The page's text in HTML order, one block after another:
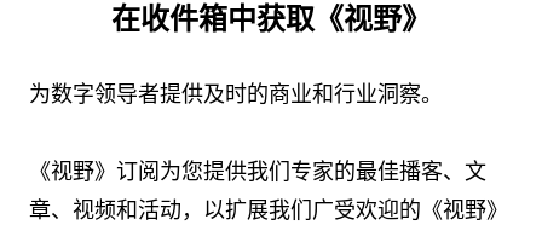
在收件箱中获取《视野》
为数字领导者提供及时的商业和行业洞察。
《视野》订阅为您提供我们专家的最佳播客、文
章、视频和活动，以扩展我们广受欢迎的《视野》